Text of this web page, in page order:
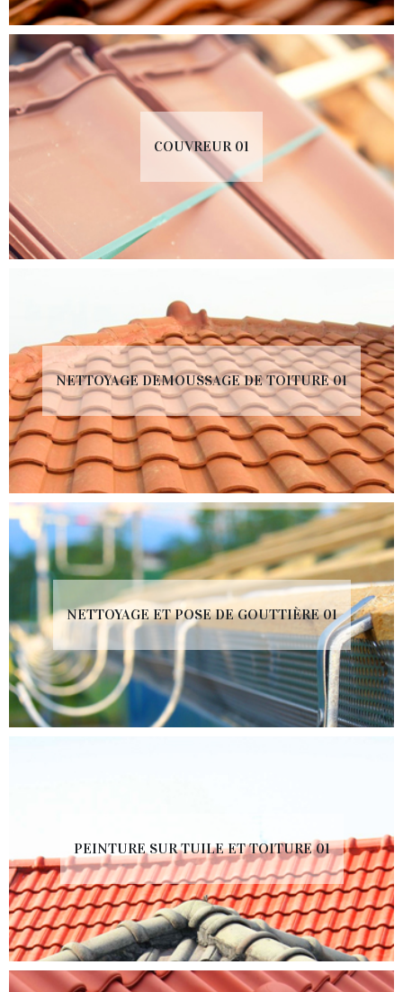
COUVREUR 01
NETTOYAGE DEMOUSSAGE DE TOITURE 01
NETTOYAGE ET POSE DE GOUTTIÈRE 01
PEINTURE SUR TUILE ET TOITURE 01